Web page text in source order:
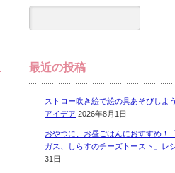
最近の投稿
ストロー吹き絵で絵の具あそびしよ
アイデア 2026年8月1日
おやつに、お昼ごはんにおすすめ！
ガス、しらすのチーズトースト」レ
31日